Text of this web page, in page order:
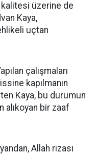
üzerine de
Kaya,
uçtan
çalışmaları
kapılmanın
Kaya, bu durumun
alıkoyan bir zaaf
Allah rızası